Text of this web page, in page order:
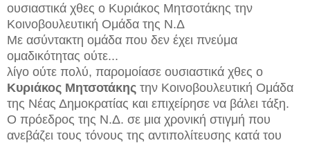
ουσιαστικά χθες ο Κυριάκος Μητσοτάκης την
Κοινοβουλευτική Ομάδα της Ν.Δ
Με ασύντακτη ομάδα που δεν έχει πνεύμα
ομαδικότητας ούτε...
λίγο ούτε πολύ, παρομοίασε ουσιαστικά χθες ο
Κυριάκος Μητσοτάκης την Κοινοβουλευτική Ομάδα
της Νέας Δημοκρατίας και επιχείρησε να βάλει τάξη.
Ο πρόεδρος της Ν.Δ. σε μια χρονική στιγμή που
ανεβάζει τους τόνους της αντιπολίτευσης κατά του